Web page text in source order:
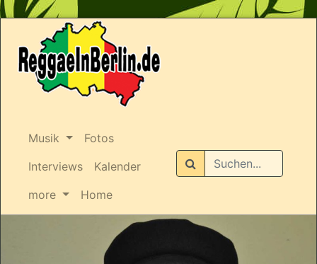
Musik
Fotos
Interviews
Kalender
more
Home
Suchen